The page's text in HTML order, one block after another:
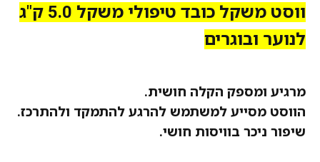
ווסט משקל כובד טיפולי משקל 5.0 ק"ג
לנוער ובוגרים
מרגיע ומספק הקלה חושית.
הווסט מסייע למשתמש להרגע להתמקד ולהתרכז.
שיפור ניכר בוויסות חושי.